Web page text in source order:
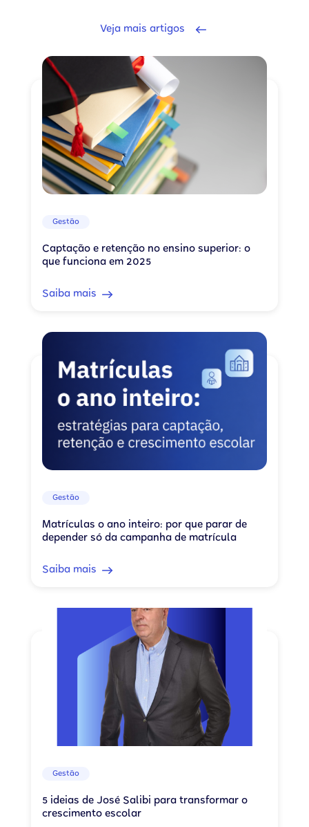
Veja mais artigos
Gestão
Captação e retenção no ensino superior: o
que funciona em 2025
Saiba mais
Gestão
Matrículas o ano inteiro: por que parar de
depender só da campanha de matrícula
Saiba mais
Gestão
5 ideias de José Salibi para transformar o
crescimento escolar